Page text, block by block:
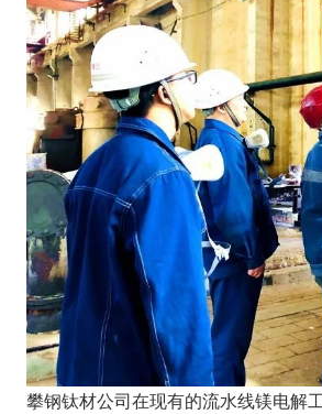
攀钢钛材公司在现有的流水线镁电解